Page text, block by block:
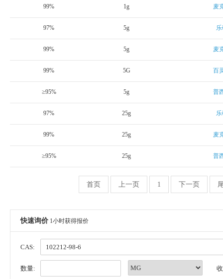
99% 1g 麦
97% 5g
99% 5g 麦
99% 5G 百
≥95% 5g 普
97% 25g
99% 25g 麦
≥95% 25g 普
首页 上一页 1 下一页
快速询价 1小时获得报价
CAS:
数量: